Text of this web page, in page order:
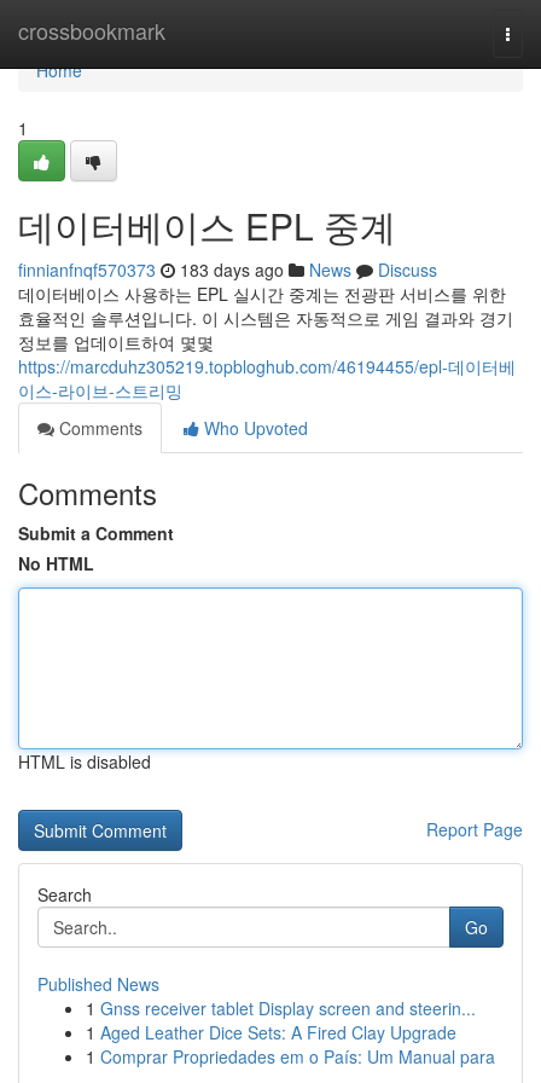
crossbookmark
Home
Home
1
데이터베이스 EPL 중계
finnianfnqf570373 183 days ago News
Discuss
데이터베이스 사용하는 EPL 실시간 중계는 전광판 서비스를 위한
효율적인 솔루션입니다. 이 시스템은 자동적으로 게임 결과와 경기
정보를 업데이트하여 몇몇
https://marcduhz305219.topbloghub.com/46194455/epl-데이터베
이스-라이브-스트리밍
Comments
Who Upvoted
Comments
Submit a Comment
No HTML
HTML is disabled
Report Page
Search
Go
Published News
1 Gnss receiver tablet Display screen and steerin...
1 Aged Leather Dice Sets: A Fired Clay Upgrade
1 Comprar Propriedades em o País: Um Manual para